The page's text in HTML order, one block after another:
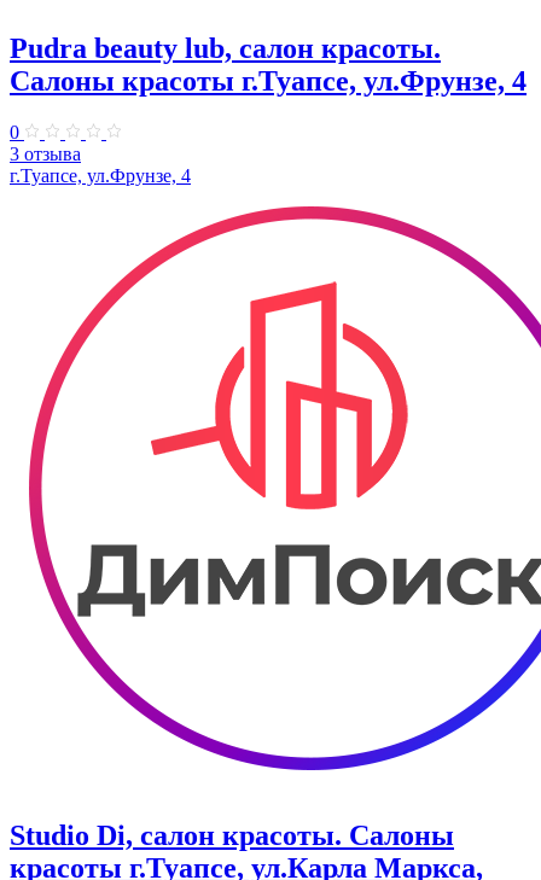
Pudra beauty lub, салон красоты.
Салоны красоты г.Туапсе, ул.Фрунзе, 4
0
3 отзыва
г.Туапсе, ул.Фрунзе, 4
Studio Di, салон красоты. Салоны
красоты г.Туапсе, ул.Карла Маркса,